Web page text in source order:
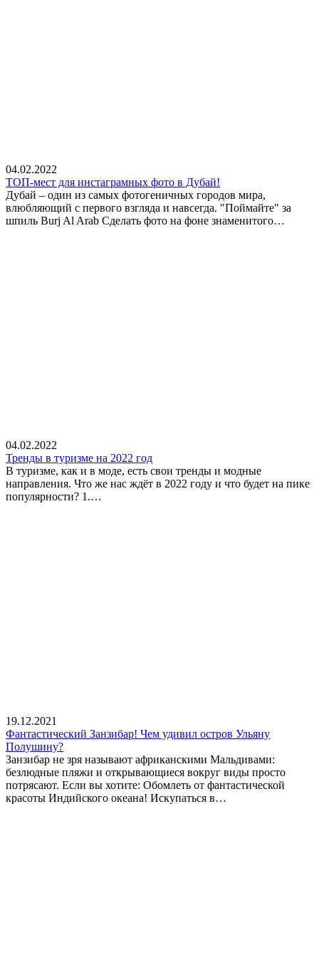
04.02.2022
ТОП-мест для инстаграмных фото в Дубай!
Дубай – один из самых фотогеничных городов мира,
влюбляющий с первого взгляда и навсегда. "Поймайте" за
шпиль Burj Al Arab Сделать фото на фоне знаменитого…
04.02.2022
Тренды в туризме на 2022 год
В туризме, как и в моде, есть свои тренды и модные
направления. Что же нас ждёт в 2022 году и что будет на пике
популярности? 1.…
19.12.2021
Фантастический Занзибар! Чем удивил остров Ульяну
Полушину?
Занзибар не зря называют африканскими Мальдивами:
безлюдные пляжи и открывающиеся вокруг виды просто
потрясают. Если вы хотите: Обомлеть от фантастической
красоты Индийского океана! Искупаться в…